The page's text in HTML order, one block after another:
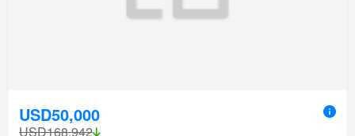
USD50,000
USD168,942